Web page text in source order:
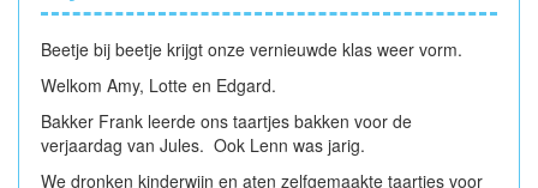
Beetje bij beetje krijgt onze vernieuwde klas weer vorm.
Welkom Amy, Lotte en Edgard.
Bakker Frank leerde ons taartjes bakken voor de
verjaardag van Jules. Ook Lenn was jarig.
We dronken kinderwijn en aten zelfgemaakte taartjes voor